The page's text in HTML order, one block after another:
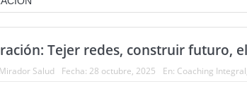
Tejer redes, construir futuro,
Mirador Salud Fecha: 28 octubre, 2025 En: Coaching Integral